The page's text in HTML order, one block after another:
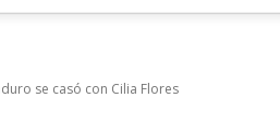
se casó con Cilia Flores